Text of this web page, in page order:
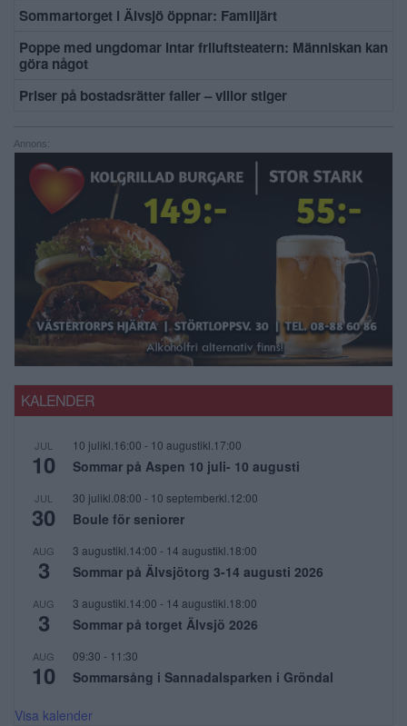
Sommartorget i Älvsjö öppnar: Familjärt
Poppe med ungdomar intar friluftsteatern: Människan kan
göra något
Priser på bostadsrätter faller – villor stiger
Annons:
KALENDER
JUL
10
10 julikl.16:00 - 10 augustikl.17:00
Sommar på Aspen 10 juli- 10 augusti
JUL
30
30 julikl.08:00 - 10 septemberkl.12:00
Boule för seniorer
AUG
3
3 augustikl.14:00 - 14 augustikl.18:00
Sommar på Älvsjötorg 3-14 augusti 2026
AUG
3
3 augustikl.14:00 - 14 augustikl.18:00
Sommar på torget Älvsjö 2026
AUG
10
09:30 - 11:30
Sommarsång i Sannadalsparken i Gröndal
Visa kalender